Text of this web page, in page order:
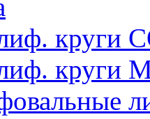
круги
круги